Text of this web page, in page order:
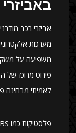
אביזרי רכב
מערכות
משפיעה על משקל,
פירוט מרוכז של
לאמיתי מבחינה